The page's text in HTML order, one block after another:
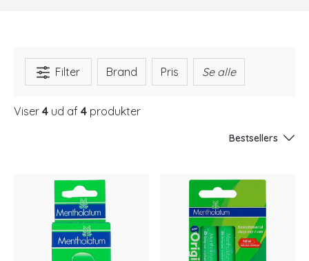
Filter Brand Pris Se alle
Viser 4 ud af 4 produkter
Bestsellers